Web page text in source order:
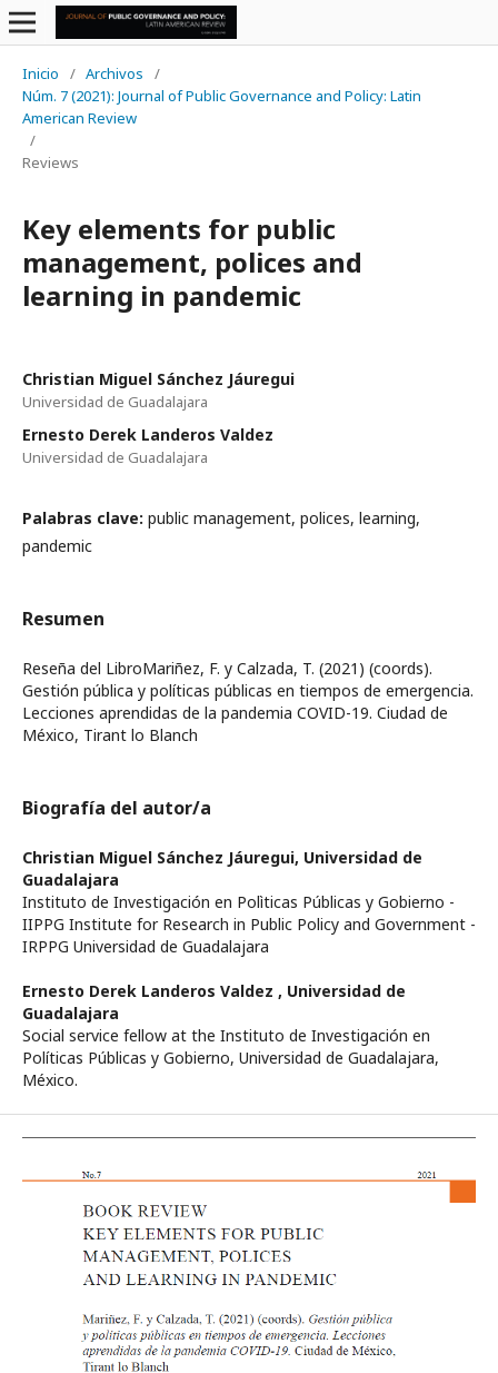
Inicio / Archivos
/
Núm. 7 (2021): Journal of Public Governance and Policy: Latin
American Review
/
Reviews
Key elements for public
management, polices and
learning in pandemic
Christian Miguel Sánchez Jáuregui
Universidad de Guadalajara
Ernesto Derek Landeros Valdez
Universidad de Guadalajara
Palabras clave: public management, polices, learning,
pandemic
Resumen
Reseña del LibroMariñez, F. y Calzada, T. (2021) (coords).
Gestión pública y políticas públicas en tiempos de emergencia.
Lecciones aprendidas de la pandemia COVID-19. Ciudad de
México, Tirant lo Blanch
Biografía del autor/a
Christian Miguel Sánchez Jáuregui, Universidad de
Guadalajara
Instituto de Investigación en Polìticas Públicas y Gobierno -
IIPPG Institute for Research in Public Policy and Government -
IRPPG Universidad de Guadalajara
Ernesto Derek Landeros Valdez , Universidad de
Guadalajara
Social service fellow at the Instituto de Investigación en
Políticas Públicas y Gobierno, Universidad de Guadalajara,
México.